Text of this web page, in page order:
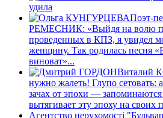
удила
Поэт-
РЕМЕCНИК: «Выйдя на волю
проведенных в КПЗ, я увидел
женщину. Так родилась песня
виноват»...
Виталий
нужно жалеть! Глупо сетовать:
зачах от эпохи — запоминаются
вытягивает эту эпоху на своих
Агентство нерухомості